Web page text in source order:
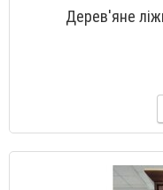
Дерев'яне